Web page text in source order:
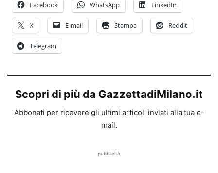
Facebook WhatsApp LinkedIn
X E-mail Stampa Reddit
Telegram
Scopri di più da GazzettadiMilano.it
Abbonati per ricevere gli ultimi articoli inviati alla tua e-
mail.
pubblicità